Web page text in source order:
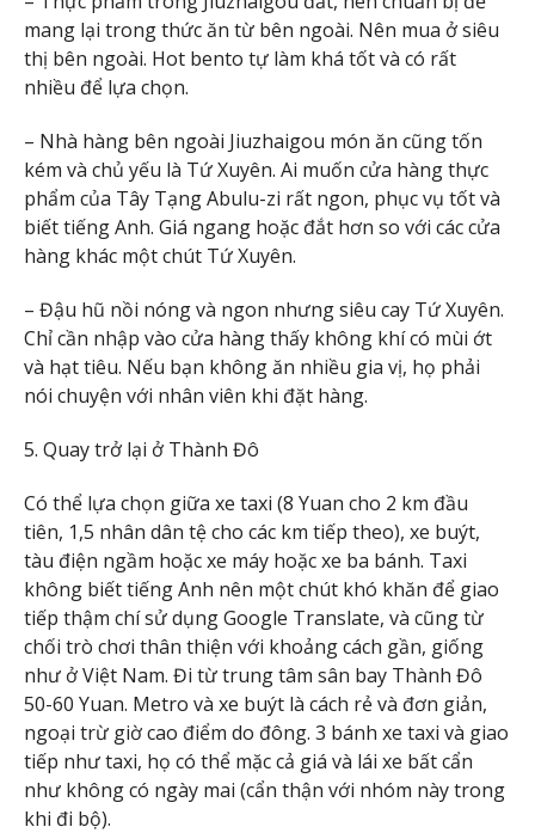
mang lại trong thức ăn từ bên ngoài. Nên mua ở siêu
thị bên ngoài. Hot bento tự làm khá tốt và có rất
nhiều để lựa chọn.
– Nhà hàng bên ngoài Jiuzhaigou món ăn cũng tốn
kém và chủ yếu là Tứ Xuyên. Ai muốn cửa hàng thực
phẩm của Tây Tạng Abulu-zi rất ngon, phục vụ tốt và
biết tiếng Anh. Giá ngang hoặc đắt hơn so với các cửa
hàng khác một chút Tứ Xuyên.
– Đậu hũ nồi nóng và ngon nhưng siêu cay Tứ Xuyên.
Chỉ cần nhập vào cửa hàng thấy không khí có mùi ớt
và hạt tiêu. Nếu bạn không ăn nhiều gia vị, họ phải
nói chuyện với nhân viên khi đặt hàng.
5. Quay trở lại ở Thành Đô
Có thể lựa chọn giữa xe taxi (8 Yuan cho 2 km đầu
tiên, 1,5 nhân dân tệ cho các km tiếp theo), xe buýt,
tàu điện ngầm hoặc xe máy hoặc xe ba bánh. Taxi
không biết tiếng Anh nên một chút khó khăn để giao
tiếp thậm chí sử dụng Google Translate, và cũng từ
chối trò chơi thân thiện với khoảng cách gần, giống
như ở Việt Nam. Đi từ trung tâm sân bay Thành Đô
50-60 Yuan. Metro và xe buýt là cách rẻ và đơn giản,
ngoại trừ giờ cao điểm do đông. 3 bánh xe taxi và giao
tiếp như taxi, họ có thể mặc cả giá và lái xe bất cẩn
như không có ngày mai (cẩn thận với nhóm này trong
khi đi bộ).